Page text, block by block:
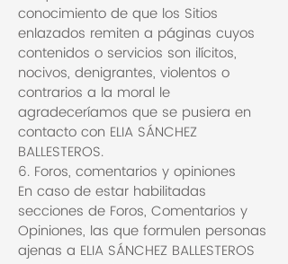
conocimiento de que los Sitios
enlazados remiten a páginas cuyos
contenidos o servicios son ilícitos,
nocivos, denigrantes, violentos o
contrarios a la moral le
agradeceríamos que se pusiera en
contacto con ELIA SÁNCHEZ
BALLESTEROS.
6. Foros, comentarios y opiniones
En caso de estar habilitadas
secciones de Foros, Comentarios y
Opiniones, las que formulen personas
ajenas a ELIA SÁNCHEZ BALLESTEROS